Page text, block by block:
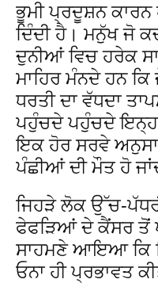
ਭੂਮੀ ਪ੍ਰਦੂਸ਼ਨ ਕਾਰਨ
ਦਿੰਦੀ ਹੈ। ਮਨੁੱਖ ਜੋ
ਦੁਨੀਆਂ ਵਿਚ ਹਰੇਕ
ਮਾਹਿਰ ਮੰਨਦੇ ਹਨ
ਧਰਤੀ ਦਾ ਵੱਧਦਾ
ਪਹੁੰਚਦੇ ਪਹੁੰਚਦੇ
ਇਕ ਹੋਰ ਸਰਵੇ
ਪੰਛੀਆਂ ਦੀ ਮੌਤ ਹੋ
ਜਿਹੜੇ ਲੋਕ ਉੱਚ-
ਫੇਫੜਿਆਂ ਦੇ ਕੈਂਸਰ ਤੋਂ
ਸਾਹਮਣੇ ਆਇਆ ਕਿ
ਓਨਾ ਹੀ ਪ੍ਰਭਾਵਤ